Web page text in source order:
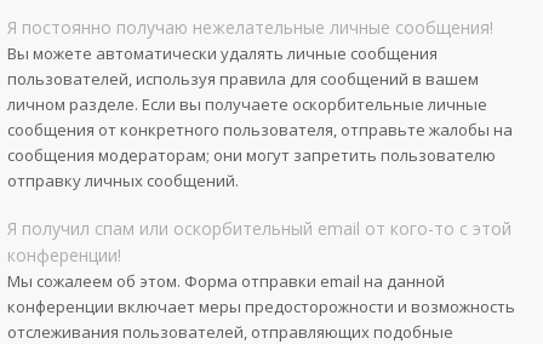
Я постоянно получаю нежелательные личные сообщения!
Вы можете автоматически удалять личные сообщения
пользователей, используя правила для сообщений в вашем
личном разделе. Если вы получаете оскорбительные личные
сообщения от конкретного пользователя, отправьте жалобы на
сообщения модераторам; они могут запретить пользователю
отправку личных сообщений.
Я получил спам или оскорбительный email от кого-то с этой
конференции!
Мы сожалеем об этом. Форма отправки email на данной
конференции включает меры предосторожности и возможность
отслеживания пользователей, отправляющих подобные